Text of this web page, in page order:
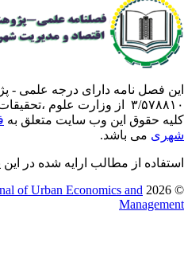
فصل نامه دارای درجه علمی -
وزارت علوم ،تحقیقات فناوری است .
حقوق این وب سایت متعلق به
می باشد.
از مطالب ارایه شده در این
©
of Urban Economics and